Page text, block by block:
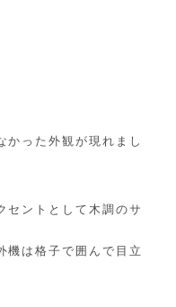
かった外観が現れまし
セントとして木調のサ
機は格子で囲んで目立